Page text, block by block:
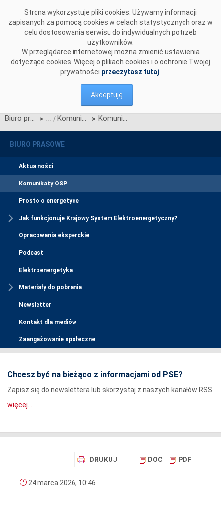
Strona wykorzystuje pliki cookies. Używamy informacji
zapisanych za pomocą cookies w celach statystycznych oraz w
celu dostosowania serwisu do indywidualnych potrzeb
użytkowników.
W przeglądarce internetowej można zmienić ustawienia
dotyczące cookies. Więcej o plikach cookies i o ochronie Twojej
prywatności przeczytasz tutaj
Akceptuję
Biuro prasowe > Komunikaty OSP > Komunikat dotyczący prawa do rekompensaty za redysponowanie nierynkowe instalacji wiatrowych w dniach 11, 12, 13 i 14 marca 2026
BIURO PRASOWE
Aktualności
Komunikaty OSP
Prosto o energetyce
Jak funkcjonuje Krajowy System Elektroenergetyczny?
Opracowania eksperckie
Podcast
Elektroenergetyka
Materiały do pobrania
Newsletter
Kontakt dla mediów
Zaangażowanie społeczne
Chcesz być na bieżąco z informacjami od PSE?
Zapisz się do newslettera lub skorzystaj z naszych kanałów RSS.
więcej...
DRUKUJ DOC PDF
24 marca 2026, 10:46